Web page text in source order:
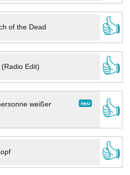
of the Dead
👍
Edit)
👍
neu
weißer
👍
👍